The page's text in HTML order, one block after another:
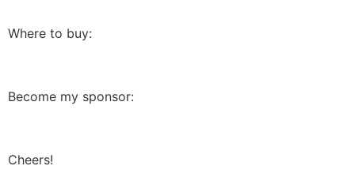
Where to buy:
Become my sponsor:
Cheers!